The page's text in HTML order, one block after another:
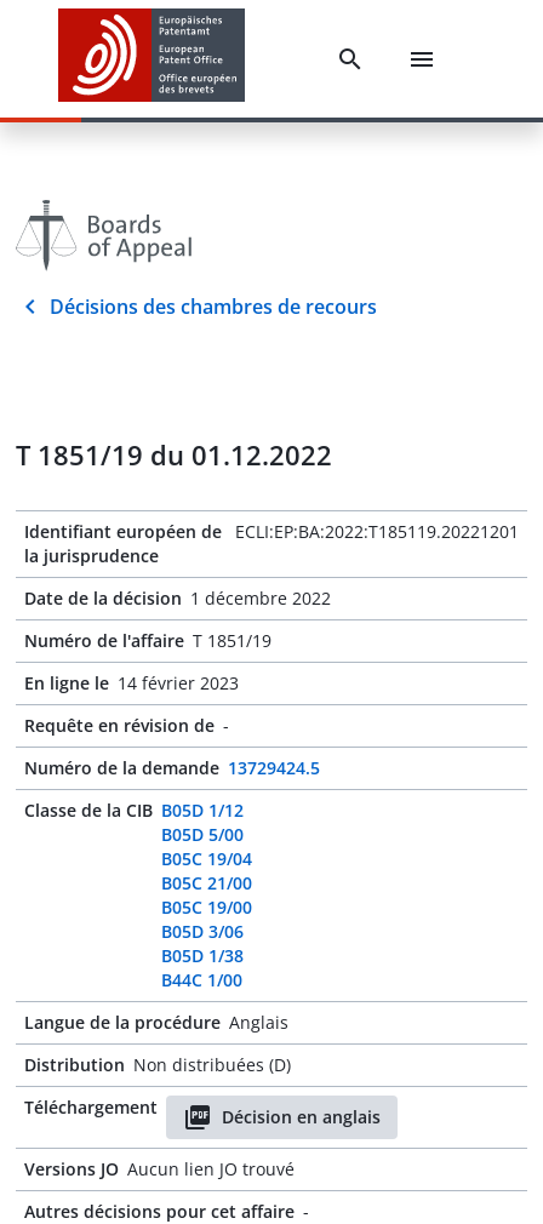
Décisions des chambres de recours
T 1851/19 du 01.12.2022
Identifiant européen de
la jurisprudence
ECLI:EP:BA:2022:T185119.20221201
Date de la décision 1 décembre 2022
Numéro de l'affaire T 1851/19
En ligne le 14 février 2023
Requête en révision de -
Numéro de la demande 13729424.5
Classe de la CIB B05D 1/12
B05D 5/00
B05C 19/04
B05C 21/00
B05C 19/00
B05D 3/06
B05D 1/38
B44C 1/00
Langue de la procédure Anglais
Distribution Non distribuées (D)
Téléchargement
Décision en anglais
Versions JO Aucun lien JO trouvé
Autres décisions pour cet affaire -